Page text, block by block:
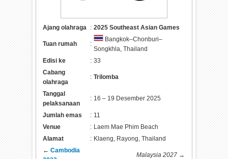
Ajang olahraga : 2025 Southeast Asian Games
Tuan rumah :
Bangkok–Chonburi–
Songkhla, Thailand
Edisi ke
: 33
Cabang
olahraga
: Trilomba
Tanggal
pelaksanaan
: 16 – 19 Desember 2025
Jumlah emas : 11
Venue
: Laem Mae Phim Beach
Alamat
: Klaeng, Rayong, Thailand
←Cambodia
Malaysia 2027 →